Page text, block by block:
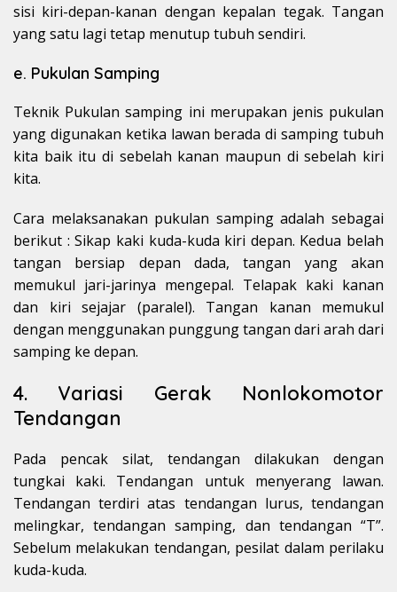
sisi kiri-depan-kanan dengan kepalan tegak. Tangan
yang satu lagi tetap menutup tubuh sendiri.
e. Pukulan Samping
Teknik Pukulan samping ini merupakan jenis pukulan
yang digunakan ketika lawan berada di samping tubuh
kita baik itu di sebelah kanan maupun di sebelah kiri
kita.
Cara melaksanakan pukulan samping adalah sebagai
berikut : Sikap kaki kuda-kuda kiri depan. Kedua belah
tangan bersiap depan dada, tangan yang akan
memukul jari-jarinya mengepal. Telapak kaki kanan
dan kiri sejajar (paralel). Tangan kanan memukul
dengan menggunakan punggung tangan dari arah dari
samping ke depan.
4. Variasi Gerak Nonlokomotor
Tendangan
Pada pencak silat, tendangan dilakukan dengan
tungkai kaki. Tendangan untuk menyerang lawan.
Tendangan terdiri atas tendangan lurus, tendangan
melingkar, tendangan samping, dan tendangan “T”.
Sebelum melakukan tendangan, pesilat dalam perilaku
kuda-kuda.